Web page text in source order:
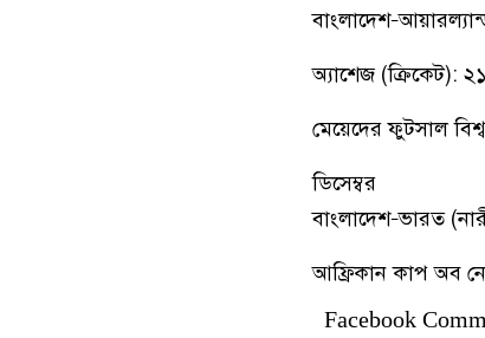
অ্যাশেজ (ক্রিকেট):
মেয়েদের ফুটসাল
ডিসেম্বর
বাংলাদেশ–ভারত
আফ্রিকান কাপ অব
Facebook